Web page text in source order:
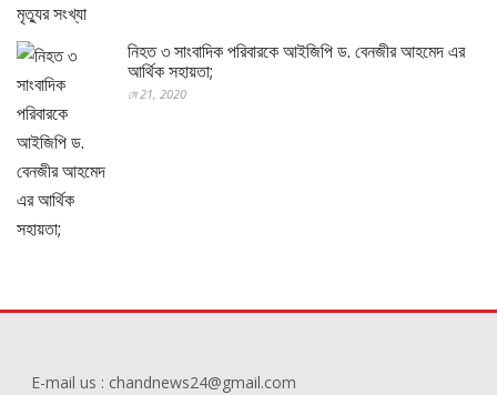
নিহত ৩ সাংবাদিক পরিবারকে আইজিপি ড. বেনজীর আহমেদ এর
আর্থিক সহায়তা;
মে 21, 2020
E-mail us : chandnews24@gmail.com